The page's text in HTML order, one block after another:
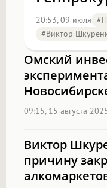
20:53, 09 июля
#Виктор
Омский
09:15, 15 августа
Виктор
причину